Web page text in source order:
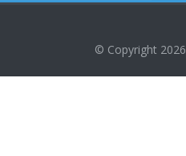
© Copyright 2026